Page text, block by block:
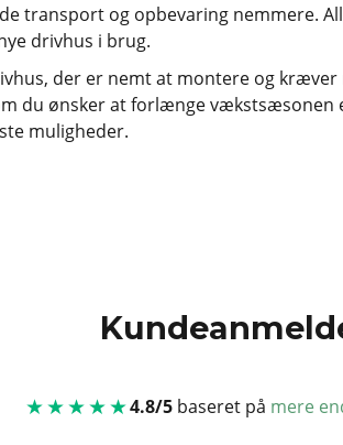
transport og opbevaring nemmere.
drivhus i brug.
der er nemt at montere og kræver
du ønsker at forlænge vækstsæsonen
muligheder.
★★★★★4.8/5baseret på mere